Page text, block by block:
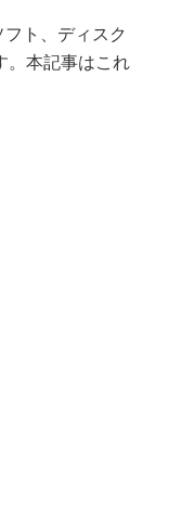
ト、ディスク
。本記事はこれ